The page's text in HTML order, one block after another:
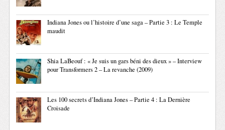
Indiana Jones ou l’histoire d’une saga – Partie 3 : Le Temple
maudit
Shia LaBeouf : « Je suis un gars béni des dieux » – Interview
pour Transformers 2 – La revanche (2009)
Les 100 secrets d’Indiana Jones – Partie 4 : La Dernière
Croisade